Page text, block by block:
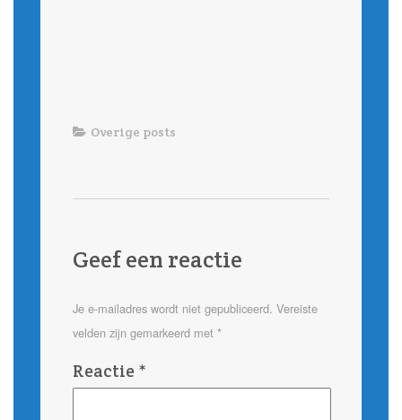
Overige posts
Geef een reactie
Je e-mailadres wordt niet gepubliceerd. Vereiste
velden zijn gemarkeerd met *
Reactie *